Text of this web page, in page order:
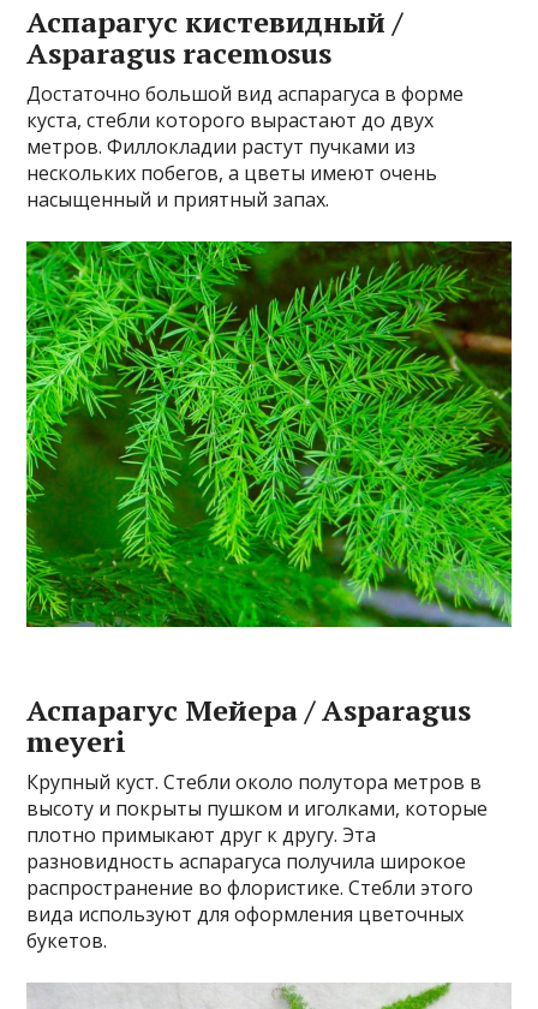
Аспарагус кистевидный /
Asparagus racemosus
Достаточно большой вид аспарагуса в форме
куста, стебли которого вырастают до двух
метров. Филлокладии растут пучками из
нескольких побегов, а цветы имеют очень
насыщенный и приятный запах.
Аспарагус Мейера / Asparagus
meyeri
Крупный куст. Стебли около полутора метров в
высоту и покрыты пушком и иголками, которые
плотно примыкают друг к другу. Эта
разновидность аспарагуса получила широкое
распространение во флористике. Стебли этого
вида используют для оформления цветочных
букетов.